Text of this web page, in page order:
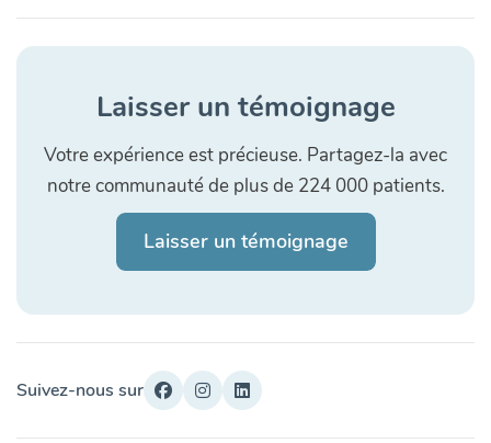
Laisser un témoignage
Votre expérience est précieuse. Partagez-la avec
notre communauté de plus de 224 000 patients.
Laisser un témoignage
Suivez-nous sur